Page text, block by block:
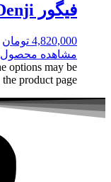
فیگور Denji ازانیمه chainsaw man
4,820,000 تومان
مشاهده محصول
options may be
the product page